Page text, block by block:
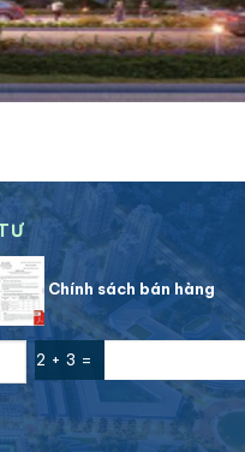
Chính sách bán hàng
2 + 3 =